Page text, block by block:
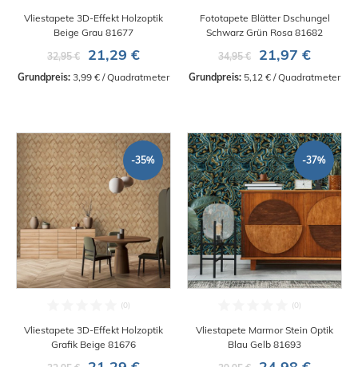
Vliestapete 3D-Effekt Holzoptik
Beige Grau 81677
32,95 €
21,29 €
Grundpreis: 3,99 € / Quadratmeter
Fototapete Blätter Dschungel
Schwarz Grün Rosa 81682
34,95 €
21,97 €
Grundpreis: 5,12 € / Quadratmeter
-35%
Vliestapete 3D-Effekt Holzoptik
Grafik Beige 81676
-37%
Vliestapete Marmor Stein Optik
Blau Gelb 81693